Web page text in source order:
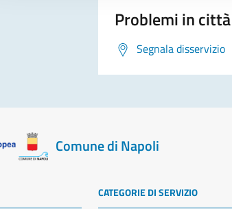
Problemi in città
Segnala disservizio
Comune di Napoli
CATEGORIE DI SERVIZIO